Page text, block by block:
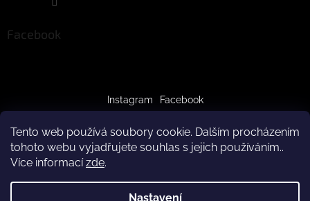
Tento web používá soubory cookie. Dalším procházením
tohoto webu vyjadřujete souhlas s jejich používáním..
Více informacízde.
Nastavení
Facebook
Instagram Facebook